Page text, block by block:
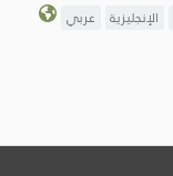
عربي الإنجليزية